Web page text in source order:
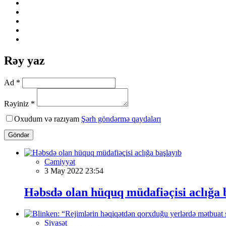
Rəy yaz
Ad *
Rəyiniz *
Oxudum və razıyam Şərh göndərmə qaydaları
Göndər
Cəmiyyət
3 May 2022 23:54
Həbsdə olan hüquq müdafiəçisi aclığa
Siyasət